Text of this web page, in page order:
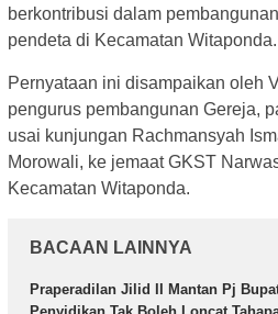
berkontribusi dalam
pendeta di Kecamatan Witaponda.
Pernyataan ini disampaikan oleh
pengurus pembangunan Gereja,
usai kunjungan Rachmansyah
Morowali, ke jemaat GKST
Kecamatan Witaponda.
BACAAN LAINNYA
Praperadilan Jilid II Mantan Pj